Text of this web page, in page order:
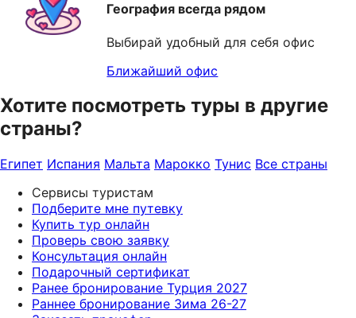
География всегда рядом
Выбирай удобный для себя офис
Ближайший офис
Хотите посмотреть туры в другие
страны?
Египет Испания Мальта Марокко Тунис Все страны
Сервисы туристам
Подберите мне путевку
Купить тур онлайн
Проверь свою заявку
Консультация онлайн
Подарочный сертификат
Ранее бронирование Турция 2027
Раннее бронирование Зима 26-27